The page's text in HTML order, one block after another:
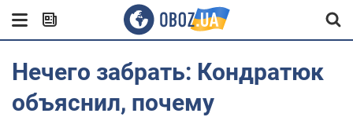
Нечего забрать: Кондратюк
объяснил, почему